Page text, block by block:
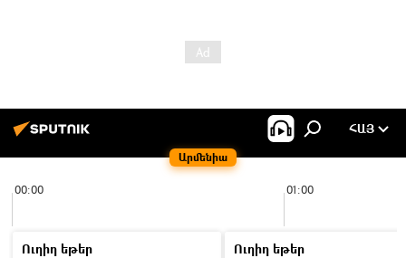
Արմենիա
ՀԱՅ
00:00 01:00
Ուղիղ եթեր
Ուղիղ եթեր